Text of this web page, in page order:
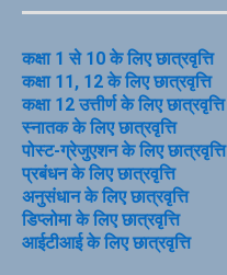
कक्षा 1 से 10 के लिए छात्रवृत्ति
कक्षा 11, 12 के लिए छात्रवृत्ति
कक्षा 12 उत्तीर्ण के लिए छात्रवृत्ति
स्नातक के लिए छात्रवृत्ति
पोस्ट-ग्रेजुएशन के लिए छात्रवृत्ति
प्रबंधन के लिए छात्रवृत्ति
अनुसंधान के लिए छात्रवृत्ति
डिप्लोमा के लिए छात्रवृत्ति
आईटीआई के लिए छात्रवृत्ति